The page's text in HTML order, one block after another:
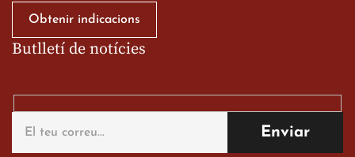
alumnes al Tortosa
English Festival
13 de març de 2026
Obtenir indicacions
Butlletí de notícies